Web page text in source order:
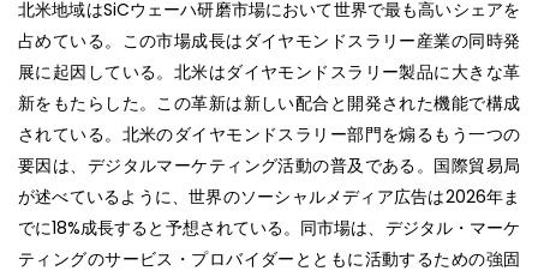
北米地域はSiCウェーハ研磨市場において世界で最も高いシェアを
占めている。この市場成長はダイヤモンドスラリー産業の同時発
展に起因している。北米はダイヤモンドスラリー製品に大きな革
新をもたらした。この革新は新しい配合と開発された機能で構成
されている。北米のダイヤモンドスラリー部門を煽るもう一つの
要因は、デジタルマーケティング活動の普及である。国際貿易局
が述べているように、世界のソーシャルメディア広告は2026年ま
でに18%成長すると予想されている。同市場は、デジタル・マーケ
ティングのサービス・プロバイダーとともに活動するための強固